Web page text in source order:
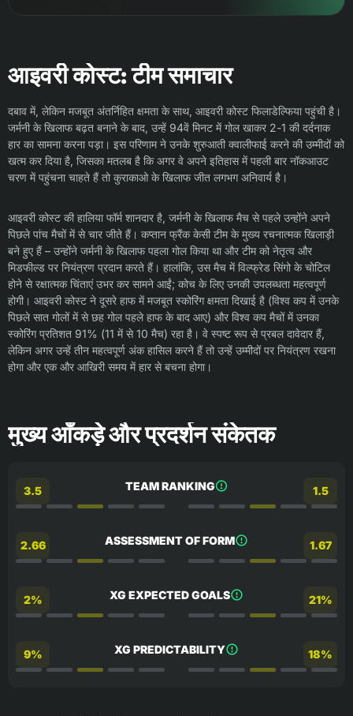
आइवरी कोस्ट: टीम समाचार
दबाव में, लेकिन मजबूत अंतर्निहित क्षमता के साथ, आइवरी कोस्ट फिलाडेल्फिया पहुंची है।
जर्मनी के खिलाफ बढ़त बनाने के बाद, उन्हें 94वें मिनट में गोल खाकर 2-1 की दर्दनाक
हार का सामना करना पड़ा। इस परिणाम ने उनके शुरुआती क्वालीफाई करने की उम्मीदों को
खत्म कर दिया है, जिसका मतलब है कि अगर वे अपने इतिहास में पहली बार नॉकआउट
चरण में पहुंचना चाहते हैं तो कुराकाओ के खिलाफ जीत लगभग अनिवार्य है।
आइवरी कोस्ट की हालिया फॉर्म शानदार है, जर्मनी के खिलाफ मैच से पहले उन्होंने अपने
पिछले पांच मैचों में से चार जीते हैं। कप्तान फ्रैंक केसी टीम के मुख्य रचनात्मक खिलाड़ी
बने हुए हैं – उन्होंने जर्मनी के खिलाफ पहला गोल किया था और टीम को नेतृत्व और
मिडफील्ड पर नियंत्रण प्रदान करते हैं। हालांकि, उस मैच में विल्फ्रेड सिंगो के चोटिल
होने से रक्षात्मक चिंताएं उभर कर सामने आईं; कोच के लिए उनकी उपलब्धता महत्वपूर्ण
होगी। आइवरी कोस्ट ने दूसरे हाफ में मजबूत स्कोरिंग क्षमता दिखाई है (विश्व कप में उनके
पिछले सात गोलों में से छह गोल पहले हाफ के बाद आए) और विश्व कप मैचों में उनका
स्कोरिंग प्रतिशत 91% (11 में से 10 मैच) रहा है। वे स्पष्ट रूप से प्रबल दावेदार हैं,
लेकिन अगर उन्हें तीन महत्वपूर्ण अंक हासिल करने हैं तो उन्हें उम्मीदों पर नियंत्रण रखना
होगा और एक और आखिरी समय में हार से बचना होगा।
मुख्य आँकड़े और प्रदर्शन संकेतक
TEAM RANKING
3.5 1.5
ASSESSMENT OF FORM
2.66 1.67
XG EXPECTED GOALS
2% 21%
XG PREDICTABILITY
9% 18%